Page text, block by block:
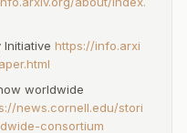
营力量。[5]独立化过程
与意愿？如果 CEO 薪资
后果可能很严重。
Initiative https://info.arxi
worldwide
news.cornell.edu/stori
consortium